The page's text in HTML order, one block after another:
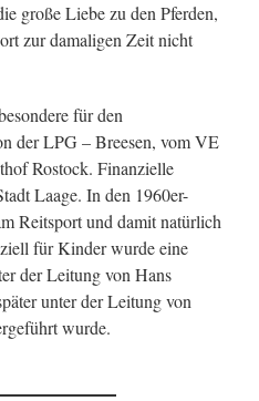
große Liebe zu den Pferden,
zur damaligen Zeit nicht
für den
der LPG – Breesen, vom VE
Rostock. Finanzielle
Laage. In den 1960er-
Reitsport und damit natürlich
für Kinder wurde eine
der Leitung von Hans
unter der Leitung von
wurde.